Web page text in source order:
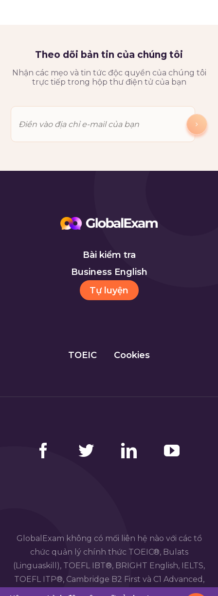
Theo dõi bản tin của chúng tôi
Nhận các mẹo và tin tức độc quyền của chúng tôi
trực tiếp trong hộp thư điện tử của bạn
Bài kiểm tra
Business English
Tự luyện
TOEIC Cookies
GlobalExam không có mối liên hệ nào với các tổ
chức quản lý chính thức TOEIC®, Bulats
(Linguaskill), TOEFL IBT®, BRIGHT English, IELTS,
TOEFL ITP®, Cambridge B2 First và C1 Advanced,
TOEIC Bridge ™, HSK®, BRIGHT Español, DELE , Các